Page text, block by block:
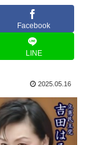
Facebook
LINE
2025.05.16